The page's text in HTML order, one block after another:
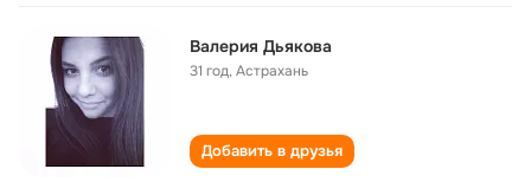
Валерия Дьякова
31 год,Астрахань
Добавить в друзья